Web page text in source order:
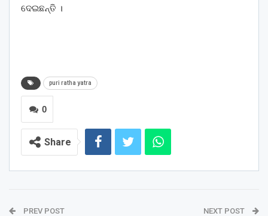
ଦେଇଛନ୍ତି ।
puri ratha yatra
0
Share
PREV POST NEXT POST